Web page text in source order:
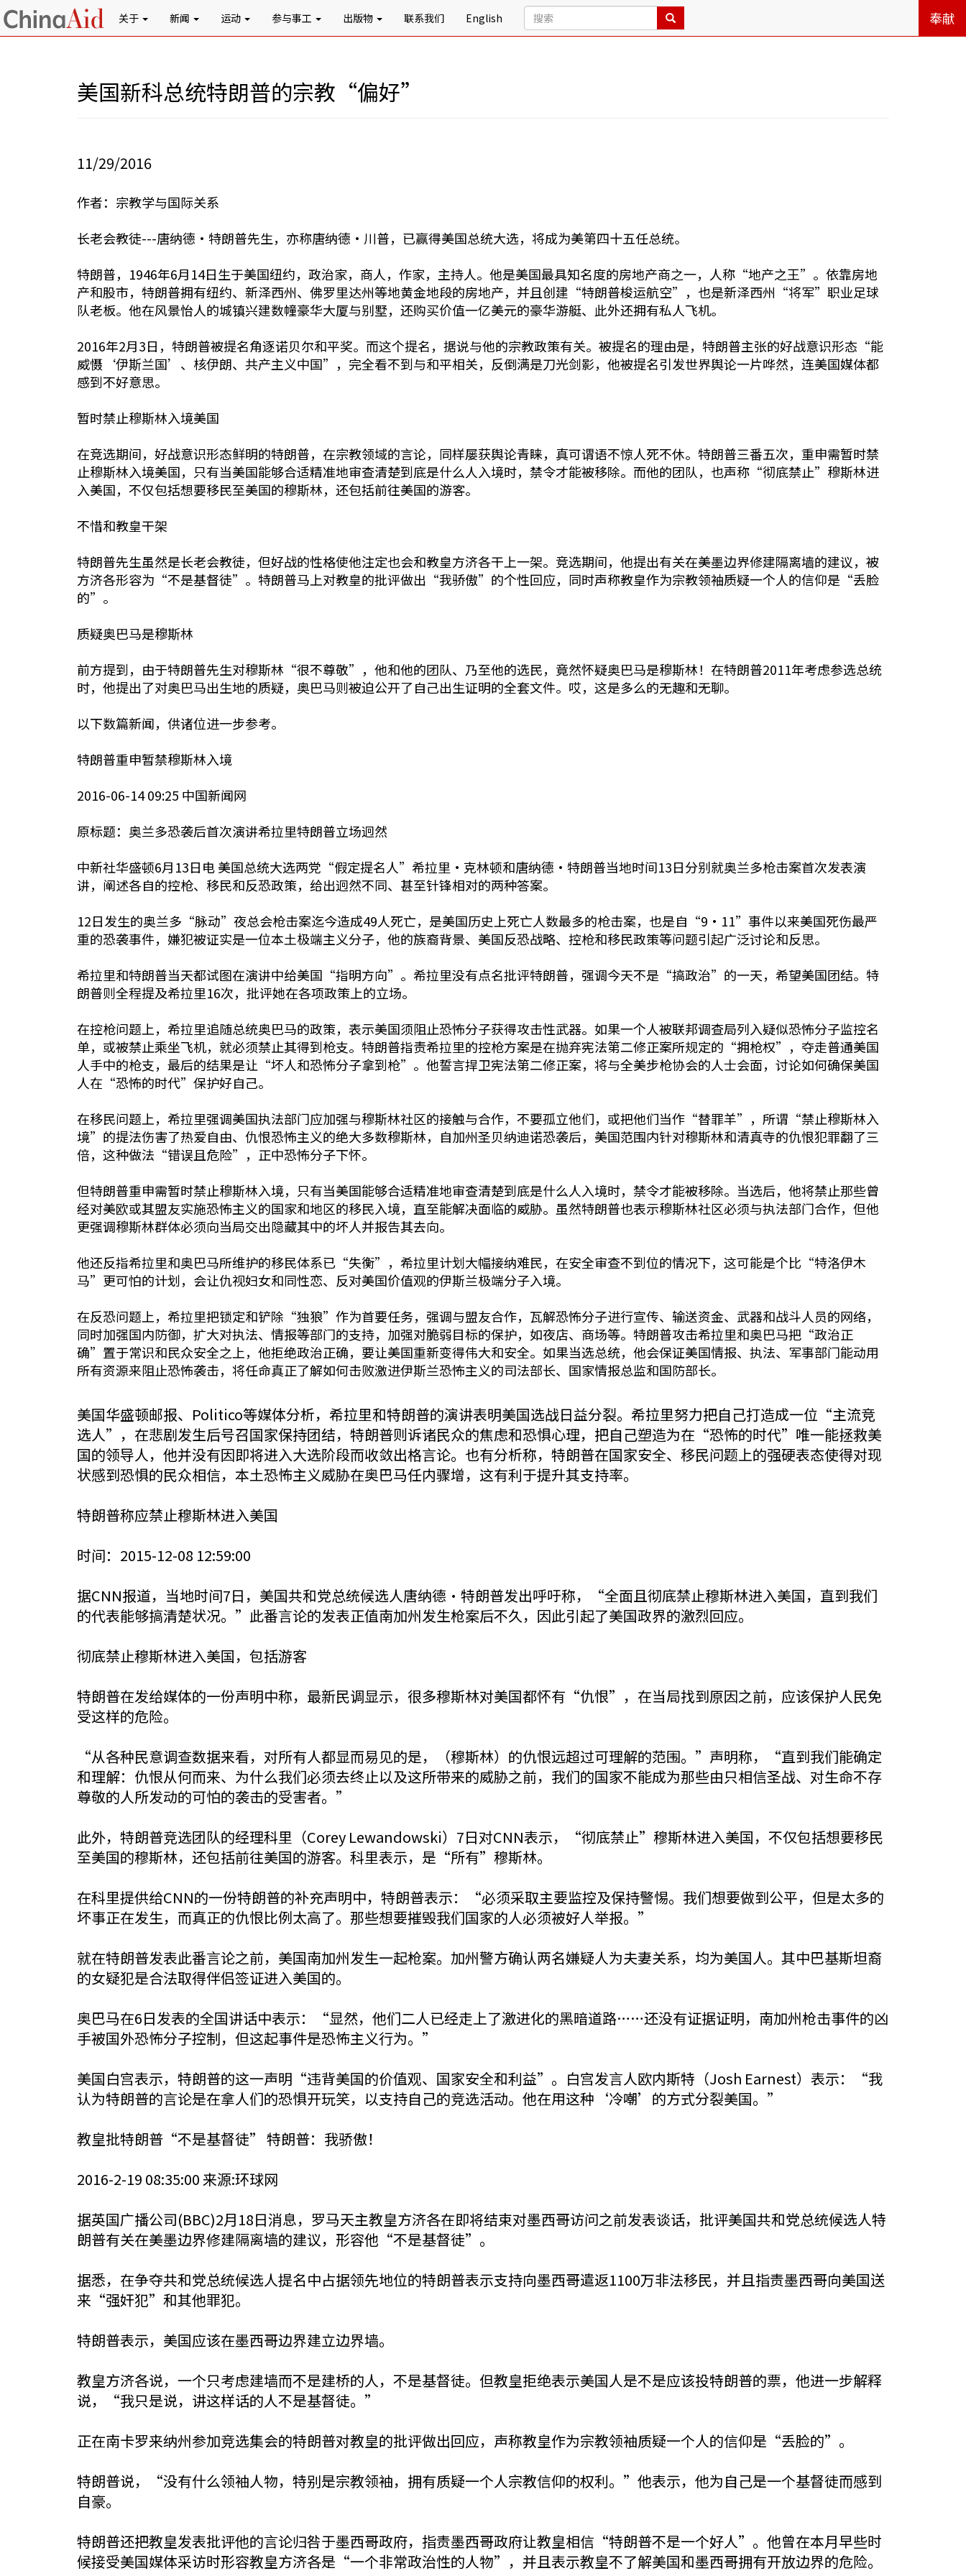
关于 新闻 运动 参与事工 出版物 联系我们 English 奉献
美国新科总统特朗普的宗教“偏好”
11/29/2016
作者：宗教学与国际关系
长老会教徒---唐纳德•特朗普先生，亦称唐纳德•川普，已赢得美国总统大选，将成为美第四十五任总统。
特朗普，1946年6月14日生于美国纽约，政治家，商人，作家，主持人。他是美国最具知名度的房地产商之一，人称“地产之王”。依靠房地
产和股市，特朗普拥有纽约、新泽西州、佛罗里达州等地黄金地段的房地产，并且创建“特朗普梭运航空”，也是新泽西州“将军”职业足球
队老板。他在风景怡人的城镇兴建数幢豪华大厦与别墅，还购买价值一亿美元的豪华游艇、此外还拥有私人飞机。
2016年2月3日，特朗普被提名角逐诺贝尔和平奖。而这个提名，据说与他的宗教政策有关。被提名的理由是，特朗普主张的好战意识形态“能
威慑‘伊斯兰国’、核伊朗、共产主义中国”，完全看不到与和平相关，反倒满是刀光剑影，他被提名引发世界舆论一片哗然，连美国媒体都
感到不好意思。
暂时禁止穆斯林入境美国
在竞选期间，好战意识形态鲜明的特朗普，在宗教领域的言论，同样屡获舆论青睐，真可谓语不惊人死不休。特朗普三番五次，重申需暂时禁
止穆斯林入境美国，只有当美国能够合适精准地审查清楚到底是什么人入境时，禁令才能被移除。而他的团队，也声称“彻底禁止”穆斯林进
入美国，不仅包括想要移民至美国的穆斯林，还包括前往美国的游客。
不惜和教皇干架
特朗普先生虽然是长老会教徒，但好战的性格使他注定也会和教皇方济各干上一架。竞选期间，他提出有关在美墨边界修建隔离墙的建议，被
方济各形容为“不是基督徒”。特朗普马上对教皇的批评做出“我骄傲”的个性回应，同时声称教皇作为宗教领袖质疑一个人的信仰是“丢脸
的”。
质疑奥巴马是穆斯林
前方提到，由于特朗普先生对穆斯林“很不尊敬”，他和他的团队、乃至他的选民，竟然怀疑奥巴马是穆斯林！在特朗普2011年考虑参选总统
时，他提出了对奥巴马出生地的质疑，奥巴马则被迫公开了自己出生证明的全套文件。哎，这是多么的无趣和无聊。
以下数篇新闻，供诸位进一步参考。
特朗普重申暂禁穆斯林入境
2016-06-14 09:25 中国新闻网
原标题：奥兰多恐袭后首次演讲希拉里特朗普立场迥然
中新社华盛顿6月13日电 美国总统大选两党“假定提名人”希拉里•克林顿和唐纳德•特朗普当地时间13日分别就奥兰多枪击案首次发表演
讲，阐述各自的控枪、移民和反恐政策，给出迥然不同、甚至针锋相对的两种答案。
12日发生的奥兰多“脉动”夜总会枪击案迄今造成49人死亡，是美国历史上死亡人数最多的枪击案，也是自“9•11”事件以来美国死伤最严
重的恐袭事件，嫌犯被证实是一位本土极端主义分子，他的族裔背景、美国反恐战略、控枪和移民政策等问题引起广泛讨论和反思。
希拉里和特朗普当天都试图在演讲中给美国“指明方向”。希拉里没有点名批评特朗普，强调今天不是“搞政治”的一天，希望美国团结。特
朗普则全程提及希拉里16次，批评她在各项政策上的立场。
在控枪问题上，希拉里追随总统奥巴马的政策，表示美国须阻止恐怖分子获得攻击性武器。如果一个人被联邦调查局列入疑似恐怖分子监控名
单，或被禁止乘坐飞机，就必须禁止其得到枪支。特朗普指责希拉里的控枪方案是在抛弃宪法第二修正案所规定的“拥枪权”，夺走普通美国
人手中的枪支，最后的结果是让“坏人和恐怖分子拿到枪”。他誓言捍卫宪法第二修正案，将与全美步枪协会的人士会面，讨论如何确保美国
人在“恐怖的时代”保护好自己。
在移民问题上，希拉里强调美国执法部门应加强与穆斯林社区的接触与合作，不要孤立他们，或把他们当作“替罪羊”，所谓“禁止穆斯林入
境”的提法伤害了热爱自由、仇恨恐怖主义的绝大多数穆斯林，自加州圣贝纳迪诺恐袭后，美国范围内针对穆斯林和清真寺的仇恨犯罪翻了三
倍，这种做法“错误且危险”，正中恐怖分子下怀。
但特朗普重申需暂时禁止穆斯林入境，只有当美国能够合适精准地审查清楚到底是什么人入境时，禁令才能被移除。当选后，他将禁止那些曾
经对美欧或其盟友实施恐怖主义的国家和地区的移民入境，直至能解决面临的威胁。虽然特朗普也表示穆斯林社区必须与执法部门合作，但他
更强调穆斯林群体必须向当局交出隐藏其中的坏人并报告其去向。
他还反指希拉里和奥巴马所维护的移民体系已“失衡”，希拉里计划大幅接纳难民，在安全审查不到位的情况下，这可能是个比“特洛伊木
马”更可怕的计划，会让仇视妇女和同性恋、反对美国价值观的伊斯兰极端分子入境。
在反恐问题上，希拉里把锁定和铲除“独狼”作为首要任务，强调与盟友合作，瓦解恐怖分子进行宣传、输送资金、武器和战斗人员的网络，
同时加强国内防御，扩大对执法、情报等部门的支持，加强对脆弱目标的保护，如夜店、商场等。特朗普攻击希拉里和奥巴马把“政治正
确”置于常识和民众安全之上，他拒绝政治正确，要让美国重新变得伟大和安全。如果当选总统，他会保证美国情报、执法、军事部门能动用
所有资源来阻止恐怖袭击，将任命真正了解如何击败激进伊斯兰恐怖主义的司法部长、国家情报总监和国防部长。
美国华盛顿邮报、Politico等媒体分析，希拉里和特朗普的演讲表明美国选战日益分裂。希拉里努力把自己打造成一位“主流竞
选人”，在悲剧发生后号召国家保持团结，特朗普则诉诸民众的焦虑和恐惧心理，把自己塑造为在“恐怖的时代”唯一能拯救美
国的领导人，他并没有因即将进入大选阶段而收敛出格言论。也有分析称，特朗普在国家安全、移民问题上的强硬表态使得对现
状感到恐惧的民众相信，本土恐怖主义威胁在奥巴马任内骤增，这有利于提升其支持率。
特朗普称应禁止穆斯林进入美国
时间：2015-12-08 12:59:00
据CNN报道，当地时间7日，美国共和党总统候选人唐纳德•特朗普发出呼吁称，“全面且彻底禁止穆斯林进入美国，直到我们
的代表能够搞清楚状况。”此番言论的发表正值南加州发生枪案后不久，因此引起了美国政界的激烈回应。
彻底禁止穆斯林进入美国，包括游客
特朗普在发给媒体的一份声明中称，最新民调显示，很多穆斯林对美国都怀有“仇恨”，在当局找到原因之前，应该保护人民免
受这样的危险。
“从各种民意调查数据来看，对所有人都显而易见的是，（穆斯林）的仇恨远超过可理解的范围。”声明称，“直到我们能确定
和理解：仇恨从何而来、为什么我们必须去终止以及这所带来的威胁之前，我们的国家不能成为那些由只相信圣战、对生命不存
尊敬的人所发动的可怕的袭击的受害者。”
此外，特朗普竞选团队的经理科里（Corey Lewandowski）7日对CNN表示，“彻底禁止”穆斯林进入美国，不仅包括想要移民
至美国的穆斯林，还包括前往美国的游客。科里表示，是“所有”穆斯林。
在科里提供给CNN的一份特朗普的补充声明中，特朗普表示：“必须采取主要监控及保持警惕。我们想要做到公平，但是太多的
坏事正在发生，而真正的仇恨比例太高了。那些想要摧毁我们国家的人必须被好人举报。”
就在特朗普发表此番言论之前，美国南加州发生一起枪案。加州警方确认两名嫌疑人为夫妻关系，均为美国人。其中巴基斯坦裔
的女疑犯是合法取得伴侣签证进入美国的。
奥巴马在6日发表的全国讲话中表示：“显然，他们二人已经走上了激进化的黑暗道路……还没有证据证明，南加州枪击事件的凶
手被国外恐怖分子控制，但这起事件是恐怖主义行为。”
美国白宫表示，特朗普的这一声明“违背美国的价值观、国家安全和利益”。白宫发言人欧内斯特（Josh Earnest）表示：“我
认为特朗普的言论是在拿人们的恐惧开玩笑，以支持自己的竞选活动。他在用这种‘冷嘲’的方式分裂美国。”
教皇批特朗普“不是基督徒” 特朗普：我骄傲！
2016-2-19 08:35:00 来源:环球网
据英国广播公司(BBC)2月18日消息，罗马天主教皇方济各在即将结束对墨西哥访问之前发表谈话，批评美国共和党总统候选人特
朗普有关在美墨边界修建隔离墙的建议，形容他“不是基督徒”。
据悉，在争夺共和党总统候选人提名中占据领先地位的特朗普表示支持向墨西哥遣返1100万非法移民，并且指责墨西哥向美国送
来“强奸犯”和其他罪犯。
特朗普表示，美国应该在墨西哥边界建立边界墙。
教皇方济各说，一个只考虑建墙而不是建桥的人，不是基督徒。但教皇拒绝表示美国人是不是应该投特朗普的票，他进一步解释
说，“我只是说，讲这样话的人不是基督徒。”
正在南卡罗来纳州参加竞选集会的特朗普对教皇的批评做出回应，声称教皇作为宗教领袖质疑一个人的信仰是“丢脸的”。
特朗普说，“没有什么领袖人物，特别是宗教领袖，拥有质疑一个人宗教信仰的权利。”他表示，他为自己是一个基督徒而感到
自豪。
特朗普还把教皇发表批评他的言论归咎于墨西哥政府，指责墨西哥政府让教皇相信“特朗普不是一个好人”。他曾在本月早些时
候接受美国媒体采访时形容教皇方济各是“一个非常政治性的人物”，并且表示教皇不了解美国和墨西哥拥有开放边界的危险。